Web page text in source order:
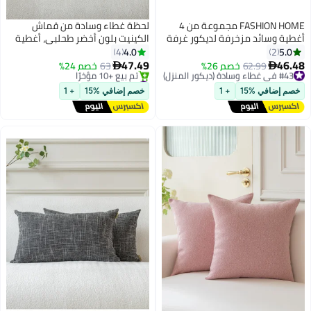
FASHION HOME مجموعة من 4
أغطية وسائد مزخرفة لديكور غرفة
المعيشة والحديقة الخارجية
5.0
2
46.48
62.99خصم 26% #43 في غطاء وسادة (ديكور المنزل)
توصيل مجاني
#43 في غطاء وسادة (ديكور المنزل)
خصم إضافي %15 + 1
لحظة غطاء وسادة من قماش
الكينيت بلون أخضر طحلبي، أغطية
(20×20 بوصة)، عبوة من قطعتين،
وسائد عصرية بتصميم ريفي بنقشة
متقاطعة
4.0
4
47.49
63 خصم 24%
#21 في غطاء وسادة (ديكور المنزل)
توصيل مجاني
تم بيع +10 مؤخرًا
#21 في غطاء وسادة (ديكور المنزل)
خصم إضافي %15 + 1